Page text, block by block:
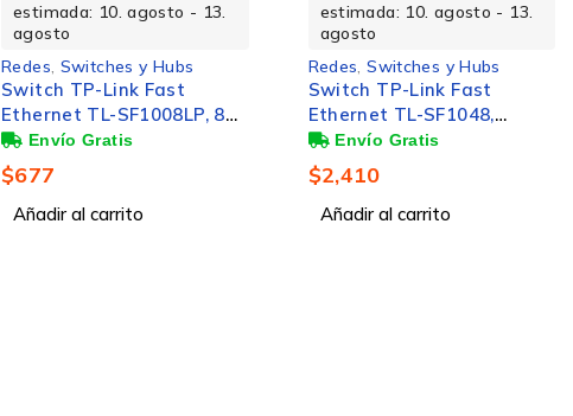
estimada: 10. agosto - 13.
agosto
Redes Switches y Hubs
Switch TP-Link Fast
Ethernet TL-SF1008LP, 8
Puertos 10/100Mbps (4x
PoE), 1.6 Gbit/s, 2000
Entradas - No
Administrable
$677
Añadir al carrito
estimada: 10. agosto - 13.
agosto
Redes ,Switches y Hubs
Switch TP-Link Fast
Ethernet TL-SF1048,
10/100Mbps, 9.6Gbit/s, 48
Puertos ? No
Administrable
$2,410
Añadir al carrito